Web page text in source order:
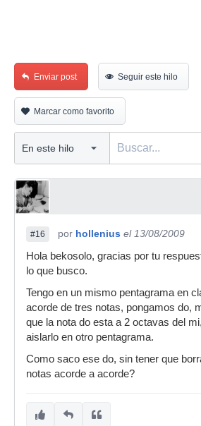
Enviar post Seguir este hilo
Marcar como favorito
#16 por hollenius el 13/08/2009
Hola bekosolo, gracias por tu
lo que busco.
Tengo en un mismo pentagrama en
acorde de tres notas, pongamos do,
que la nota do esta a 2 octavas del
aislarlo en otro pentagrama.
Como saco ese do, sin tener que
notas acorde a acorde?